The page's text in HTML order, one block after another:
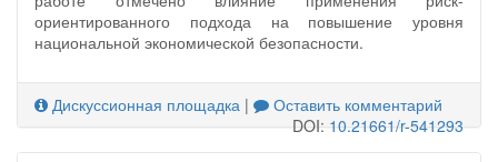
ориентированного подхода на повышение уровня
национальной экономической безопасности.
Дискуссионная площадка |
Оставить комментарий
DOI:10.21661/r-541293